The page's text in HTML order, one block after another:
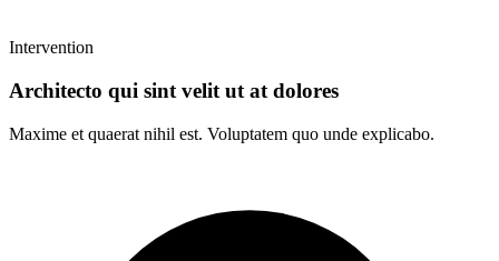
Intervention
Architecto qui sint velit ut at dolores
Maxime et quaerat nihil est. Voluptatem quo unde explicabo.